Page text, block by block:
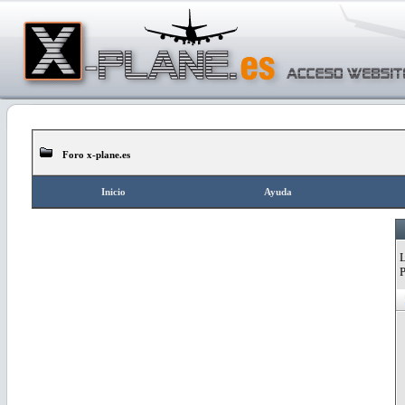
Foro x-plane.es
Inicio Ayuda